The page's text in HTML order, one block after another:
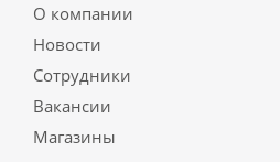
О компании
Новости
Сотрудники
Вакансии
Магазины